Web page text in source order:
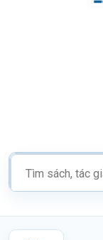
Tìm
kiếm
phẩm